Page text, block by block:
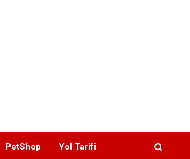
PetShop Yol Tarifi